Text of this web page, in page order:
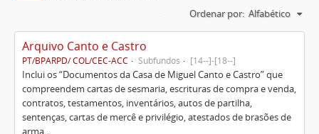
Ordenar por: Alfabético
Arquivo Canto e Castro
PT/BPARPD/ COL/CEC-ACC Subfundos [14--]-[18--]
Inclui os “Documentos da Casa de Miguel Canto e Castro” que
compreendem cartas de sesmaria, escrituras de compra e venda,
contratos, testamentos, inventários, autos de partilha,
sentenças, cartas de mercê e privilégio, atestados de brasões de
arma...